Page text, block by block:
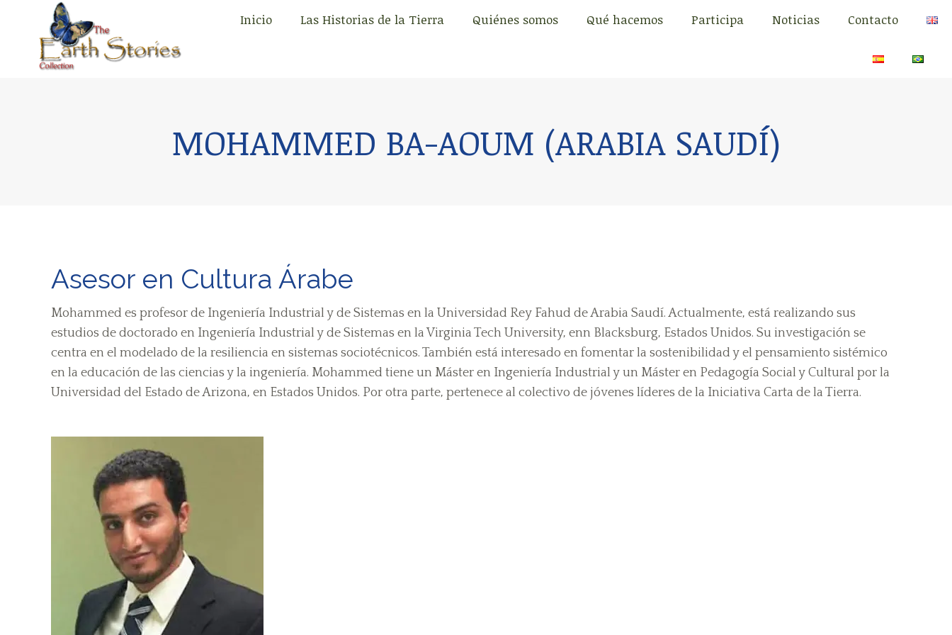
Inicio Las Historias de la Tierra Quiénes somos Qué hacemos Participa Noticias Contacto
MOHAMMED BA-AOUM (ARABIA SAUDÍ)
Asesor en Cultura Árabe
Mohammed es profesor de Ingeniería Industrial y de Sistemas en la Universidad Rey Fahud de Arabia Saudí. Actualmente, está realizando sus
estudios de doctorado en Ingeniería Industrial y de Sistemas en la Virginia Tech University, enn Blacksburg, Estados Unidos. Su investigación se
centra en el modelado de la resiliencia en sistemas sociotécnicos. También está interesado en fomentar la sostenibilidad y el pensamiento sistémico
en la educación de las ciencias y la ingeniería. Mohammed tiene un Máster en Ingeniería Industrial y un Máster en Pedagogía Social y Cultural por la
Universidad del Estado de Arizona, en Estados Unidos. Por otra parte, pertenece al colectivo de jóvenes líderes de la Iniciativa Carta de la Tierra.
Inicio Las Historias de la Tierra Quiénes somos Qué hacemos Participa Noticias Contacto